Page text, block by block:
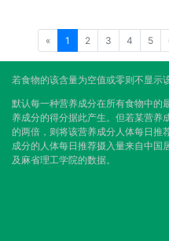
« 1 2 3 4 5
若食物的该含量为空值或零则不显示
默认每一种营养成分在所有食物中
养成分的得分据此产生。但若某营养
的两倍，则将该营养成分人体每日
成分的人体每日推荐摄入量来自中国
及麻省理工学院的数据。